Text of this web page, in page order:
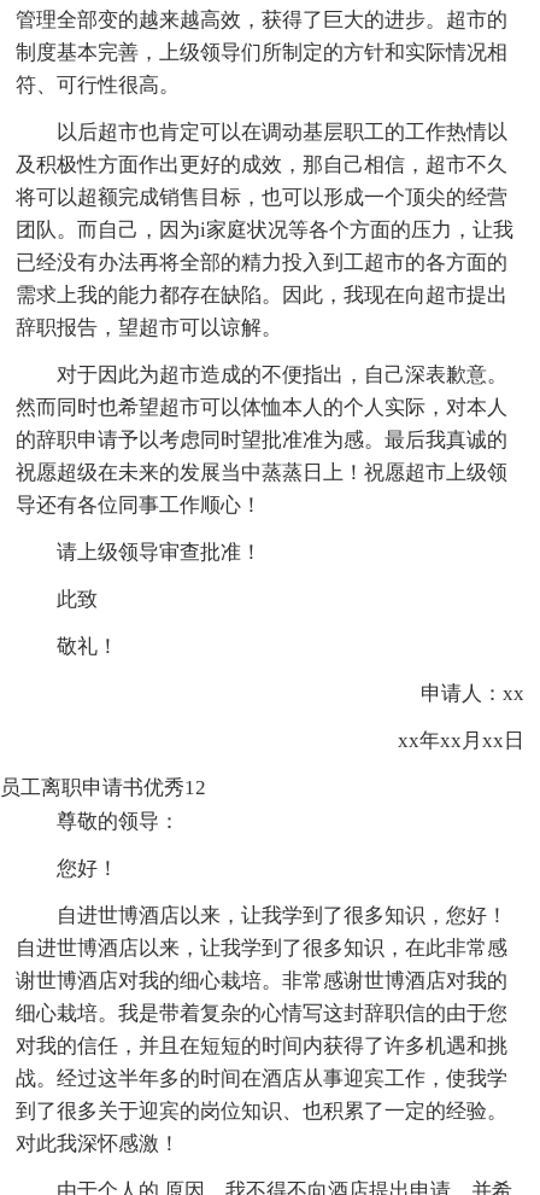
管理全部变的越来越高效，获得了巨大的进步。超市的
制度基本完善，上级领导们所制定的方针和实际情况相
符、可行性很高。
以后超市也肯定可以在调动基层职工的工作热情以
及积极性方面作出更好的成效，那自己相信，超市不久
将可以超额完成销售目标，也可以形成一个顶尖的经营
团队。而自己，因为i家庭状况等各个方面的压力，让我
已经没有办法再将全部的精力投入到工超市的各方面的
需求上我的能力都存在缺陷。因此，我现在向超市提出
辞职报告，望超市可以谅解。
对于因此为超市造成的不便指出，自己深表歉意。
然而同时也希望超市可以体恤本人的个人实际，对本人
的辞职申请予以考虑同时望批准准为感。最后我真诚的
祝愿超级在未来的发展当中蒸蒸日上！祝愿超市上级领
导还有各位同事工作顺心！
请上级领导审查批准！
此致
敬礼！
申请人：xx
xx年xx月xx日
员工离职申请书优秀12
尊敬的领导：
您好！
自进世博酒店以来，让我学到了很多知识，您好！
自进世博酒店以来，让我学到了很多知识，在此非常感
谢世博酒店对我的细心栽培。非常感谢世博酒店对我的
细心栽培。我是带着复杂的心情写这封辞职信的由于您
对我的信任，并且在短短的时间内获得了许多机遇和挑
战。经过这半年多的时间在酒店从事迎宾工作，使我学
到了很多关于迎宾的岗位知识、也积累了一定的经验。
对此我深怀感激！
由于个人的.原因，我不得不向酒店提出申请，并希